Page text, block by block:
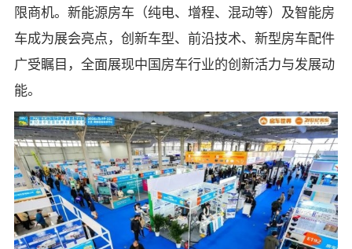
限商机。新能源房车（纯电、增程、混动等）及智能房
车成为展会亮点，创新车型、前沿技术、新型房车配件
广受瞩目，全面展现中国房车行业的创新活力与发展动
能。